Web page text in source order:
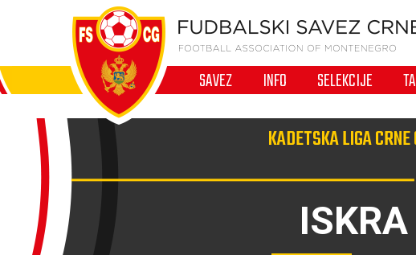
SAVEZ INFO SELEKCIJE
KADETSKA LIGA
ISKRA